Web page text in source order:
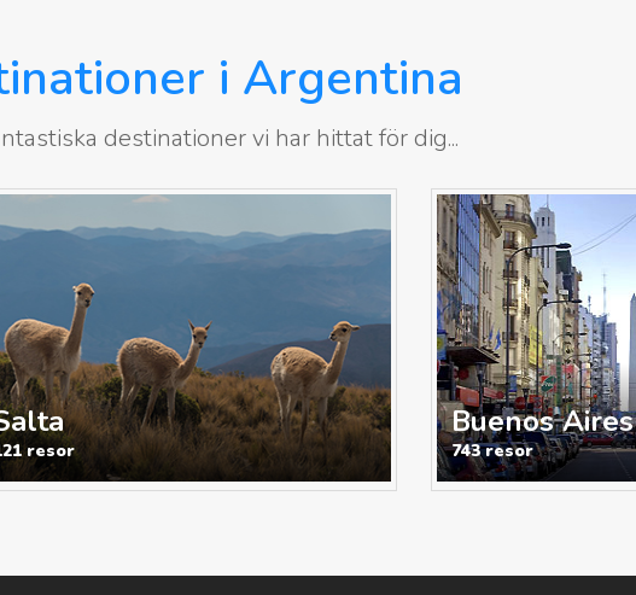
i Argentina
destinationer vi har hittat för dig...
resor
Buenos Aires
743 resor